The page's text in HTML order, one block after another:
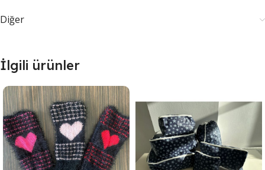
Diğer
İlgili ürünler